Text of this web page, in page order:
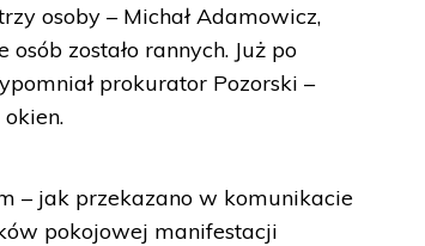
osoby – Michał Adamowicz,
zostało rannych. Już po
prokurator Pozorski –
– jak przekazano w komunikacie
pokojowej manifestacji